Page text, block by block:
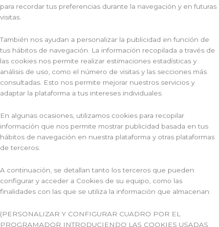
para recordar tus preferencias durante la navegación y en futuras
visitas.
También nos ayudan a personalizar la publicidad en función de
tus hábitos de navegación. La información recopilada a través de
las cookies nos permite realizar estimaciones estadísticas y
análisis de uso, como el número de visitas y las secciones más
consultadas. Esto nos permite mejorar nuestros servicios y
adaptar la plataforma a tus intereses individuales.
En algunas ocasiones, utilizamos cookies para recopilar
información que nos permite mostrar publicidad basada en tus
hábitos de navegación en nuestra plataforma y otras plataformas
de terceros.
A continuación, se detallan tanto los terceros que pueden
configurar y acceder a Cookies de su equipo, como las
finalidades con las que se utiliza la información que almacenan:
(PERSONALIZAR Y CONFIGURAR CUADRO POR EL
PROGRAMADOR INTRODUCIENDO LAS COOKIES USADAS